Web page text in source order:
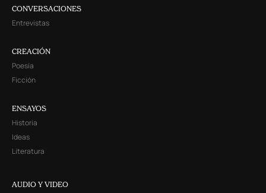
CONVERSACIONES
Entrevistas
CREACIÓN
Poesía
Ficción
ENSAYOS
Historia
Ideas
Literatura
AUDIO Y VIDEO